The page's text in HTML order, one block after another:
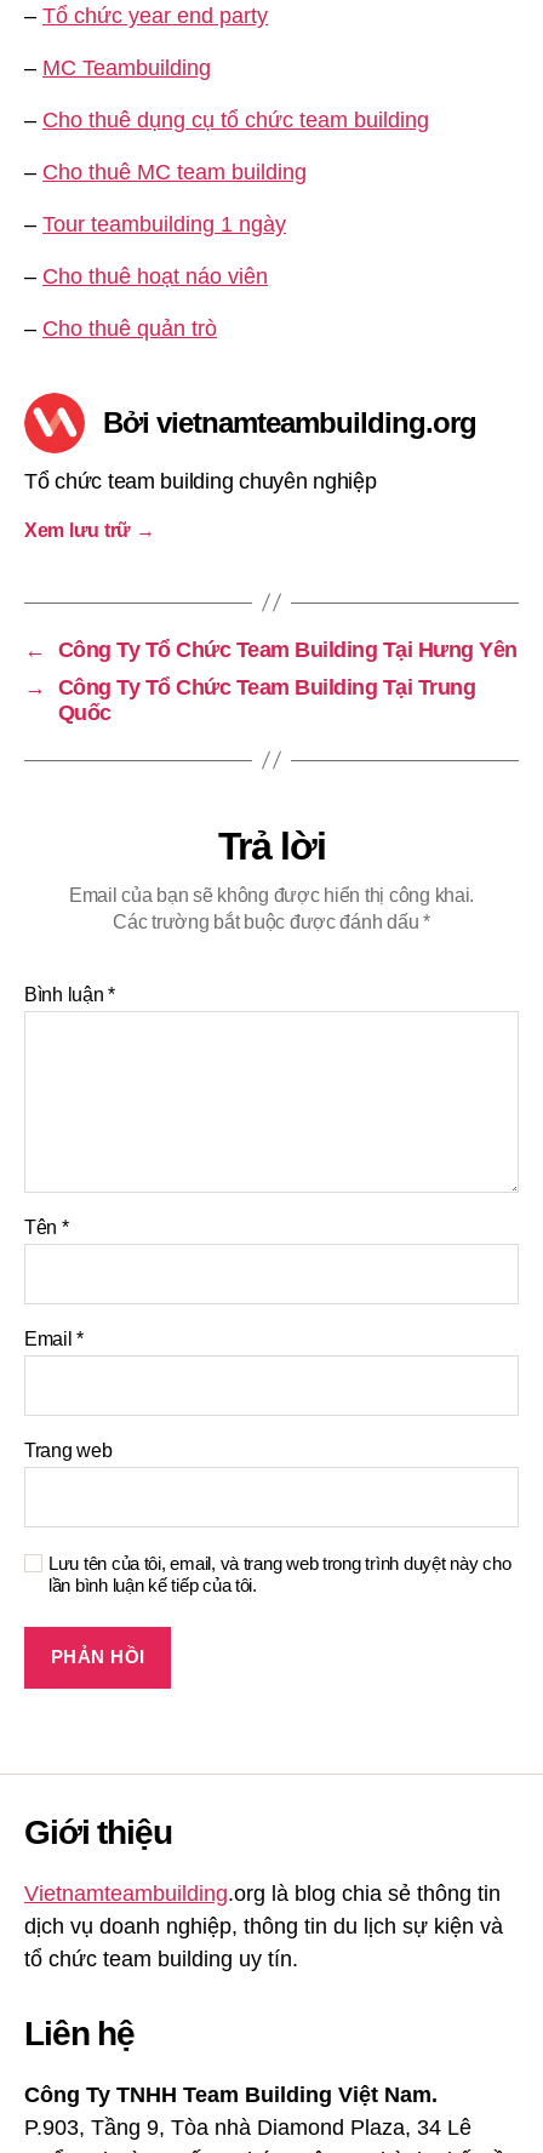
– Tổ chức year end party
– MC Teambuilding
– Cho thuê dụng cụ tổ chức team building
– Cho thuê MC team building
– Tour teambuilding 1 ngày
– Cho thuê hoạt náo viên
– Cho thuê quản trò
Bởi vietnamteambuilding.org
Tổ chức team building chuyên nghiệp
Xem lưu trữ →
←
Công Ty Tổ Chức Team Building Tại Hưng Yên
→
Công Ty Tổ Chức Team Building Tại Trung
Quốc
Trả lời
Email của bạn sẽ không được hiển thị công khai.
Các trường bắt buộc được đánh dấu*
Bình luận*
Tên *
Email*
Trang web
Lưu tên của tôi, email, và trang web trong trình duyệt này cho
lần bình luận kế tiếp của tôi.
Giới thiệu
Vietnamteambuilding.org là blog chia sẻ thông tin
dịch vụ doanh nghiệp, thông tin du lịch sự kiện và
tổ chức team building uy tín.
Liên hệ
Công Ty TNHH Team Building Việt Nam.
P.903, Tầng 9, Tòa nhà Diamond Plaza, 34 Lê